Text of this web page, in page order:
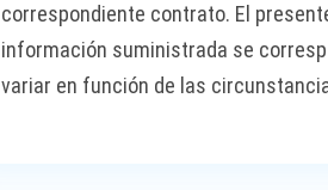
correspondiente contrato. El
información suministrada se
variar en función de las